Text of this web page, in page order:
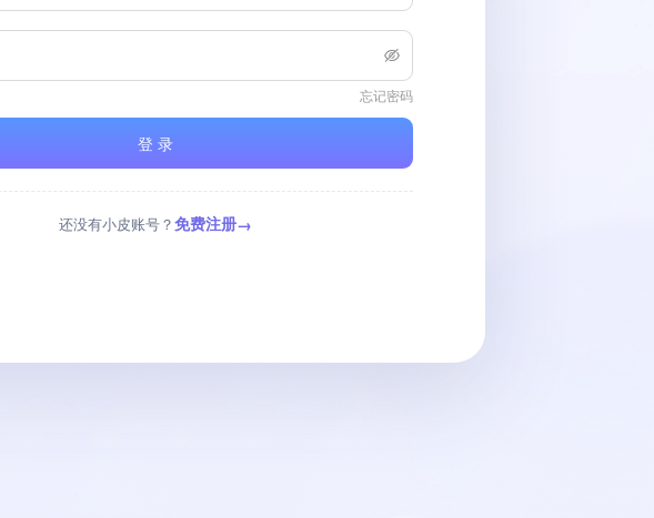
忘记密码
登 录
还没有小皮账号？免费注册